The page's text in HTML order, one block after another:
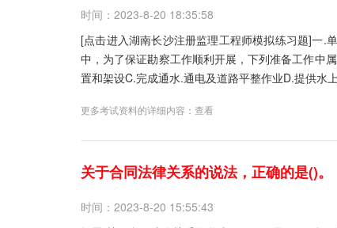
时间：2023-8-20 18:35:58
[点击进入湖南长沙注册监理工程师模拟练习题]一.
中，为了保证勘察工作顺利开展，下列准备工作中
置和架设C.完成通水.通电及道路平整作业D.提供水
更多考试资料的详细内容： 查看
关于合同法律关系的说法，正确的是()。
时间：2023-8-20 15:55:43